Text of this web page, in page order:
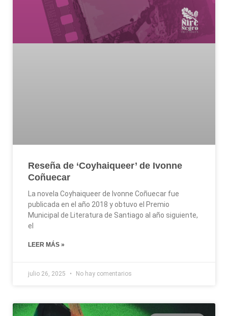
Reseña de ‘Coyhaiqueer’ de Ivonne
Coñuecar
La novela Coyhaiqueer de Ivonne Coñuecar fue
publicada en el año 2018 y obtuvo el Premio
Municipal de Literatura de Santiago al año siguiente,
el
LEER MÁS »
julio 26, 2025 No hay comentarios